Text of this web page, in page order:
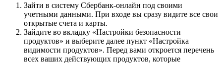
Зайти в систему Сбербанк-онлайн под своими
учетными данными. При входе вы сразу видите все свои
открытые счета и карты.
Зайдите во вкладку «Настройки безопасности
продуктов» и выберите далее пункт «Настройка
видимости продуктов». Перед вами откроется перечень
всех ваших действующих продуктов, которые